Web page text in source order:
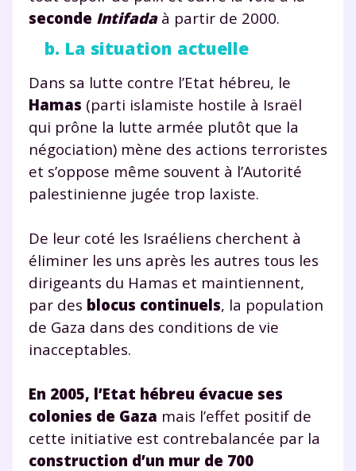
seconde Intifadaà partir de 2000.
b. La situation actuelle
Dans sa lutte contre l’Etat hébreu, le
Hamas (parti islamiste hostile à Israël
qui prône la lutte armée plutôt que la
négociation) mène des actions terroristes
et s’oppose même souvent à l’Autorité
palestinienne jugée trop laxiste.
De leur coté les Israéliens cherchent à
éliminer les uns après les autres tous les
dirigeants du Hamas et maintiennent,
par des blocus continuels, la population
de Gaza dans des conditions de vie
inacceptables.
En 2005, l’Etat hébreu évacue ses
colonies de Gaza mais l’effet positif de
cette initiative est contrebalancée par la
construction d’un mur de 700
plateforme de soutien
scolaire !
Fiches de cours et vidéos,exercices
corrigés, podcasts de révisions
Unespace dédié aux parentspour
suivre les progrès
Tout le programme scolaire du CP à
la Terminale
Des profs expérimentés disponibles
vidéo
TESTER GRATUITEMENT
renseignant votre e-mail, vous consentez à ce que vos
données à caractère personnel soient traitées par SEJER, sous
la marque myMaxicours, afin que SEJER puisse vous donner
accès au service de soutien scolaire pendant 24h. Pour en
savoir plus sur la gestion de vos données personnelles et
pour exercer vos droits, vous pouvez consulter